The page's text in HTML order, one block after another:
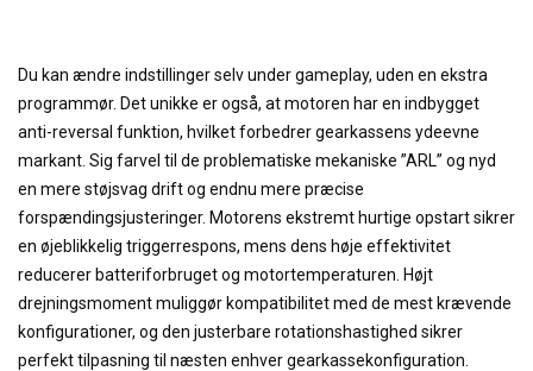
Du kan ændre indstillinger selv under gameplay, uden en ekstra
programmør. Det unikke er også, at motoren har en indbygget
anti-reversal funktion, hvilket forbedrer gearkassens ydeevne
markant. Sig farvel til de problematiske mekaniske ”ARL” og nyd
en mere støjsvag drift og endnu mere præcise
forspændingsjusteringer. Motorens ekstremt hurtige opstart sikrer
en øjeblikkelig triggerrespons, mens dens høje effektivitet
reducerer batteriforbruget og motortemperaturen. Højt
drejningsmoment muliggør kompatibilitet med de mest krævende
konfigurationer, og den justerbare rotationshastighed sikrer
perfekt tilpasning til næsten enhver gearkassekonfiguration.